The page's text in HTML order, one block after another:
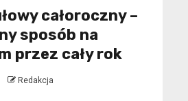
całoroczny –
sposób na
przez cały rok
Redakcja